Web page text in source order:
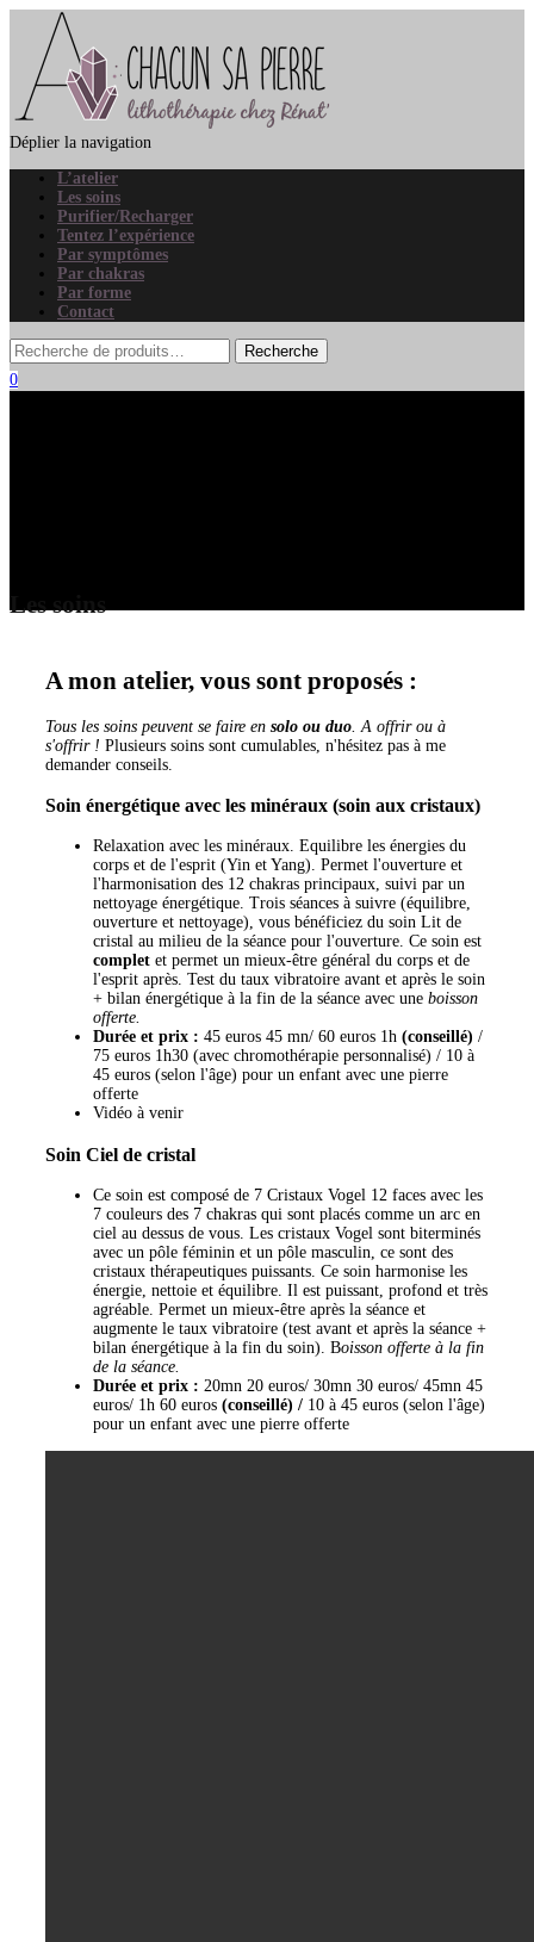
Déplier la navigation
L’atelier
Les soins
Purifier/Recharger
Tentez l’expérience
Par symptômes
Par chakras
Par forme
Contact
0
Les soins
A mon atelier, vous sont proposés :
Tous les soins peuvent se faire en solo ou duo . A offrir ou à
s'offrir ! Plusieurs soins sont cumulables, n'hésitez pas à me
demander conseils.
Soin énergétique avec les minéraux (soin aux cristaux)
Relaxation avec les minéraux. Equilibre les énergies du
corps et de l'esprit (Yin et Yang). Permet l'ouverture et
l'harmonisation des 12 chakras principaux, suivi par un
nettoyage énergétique. Trois séances à suivre (équilibre,
ouverture et nettoyage), vous bénéficiez du soin Lit de
cristal au milieu de la séance pour l'ouverture. Ce soin est
complet et permet un mieux-être général du corps et de
l'esprit après. Test du taux vibratoire avant et après le soin
+ bilan énergétique à la fin de la séance avec une boisson
offerte.
Durée et prix : 45 euros 45 mn/ 60 euros 1h (conseillé) /
75 euros 1h30 (avec chromothérapie personnalisé) / 10 à
45 euros (selon l'âge) pour un enfant avec une pierre
offerte
Vidéo à venir
Soin Ciel de cristal
Ce soin est composé de 7 Cristaux Vogel 12 faces avec les
7 couleurs des 7 chakras qui sont placés comme un arc en
ciel au dessus de vous. Les cristaux Vogel sont biterminés
avec un pôle féminin et un pôle masculin, ce sont des
cristaux thérapeutiques puissants. Ce soin harmonise les
énergie, nettoie et équilibre. Il est puissant, profond et très
agréable. Permet un mieux-être après la séance et
augmente le taux vibratoire (test avant et après la séance +
bilan énergétique à la fin du soin). Boisson offerte à la fin
de la séance.
Durée et prix : 20mn 20 euros/ 30mn 30 euros/ 45mn 45
euros/ 1h 60 euros (conseillé) / 10 à 45 euros (selon l'âge)
pour un enfant avec une pierre offerte